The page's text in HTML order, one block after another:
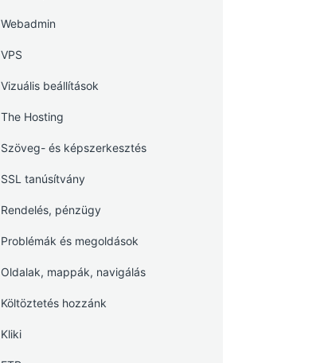
Webadmin
VPS
Vizuális beállítások
The Hosting
Szöveg- és képszerkesztés
SSL tanúsítvány
Rendelés, pénzügy
Problémák és megoldások
Oldalak, mappák, navigálás
Költöztetés hozzánk
Kliki